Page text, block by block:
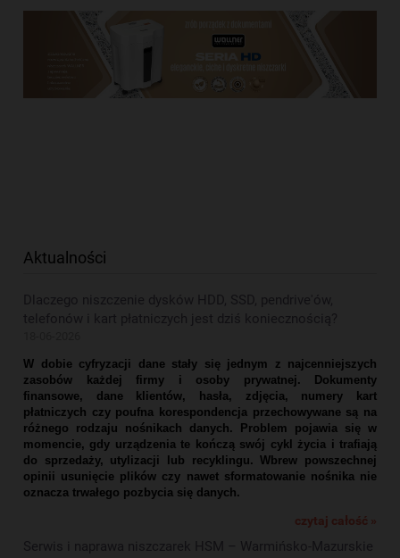
Aktualności
Dlaczego niszczenie dysków HDD, SSD, pendrive'ów,
telefonów i kart płatniczych jest dziś koniecznością?
W dobie cyfryzacji dane stały się jednym z najcenniejszych
zasobów każdej firmy i osoby prywatnej. Dokumenty
finansowe, dane klientów, hasła, zdjęcia, numery kart
płatniczych czy poufna korespondencja przechowywane są na
różnego rodzaju nośnikach danych. Problem pojawia się w
momencie, gdy urządzenia te kończą swój cykl życia i trafiają
do sprzedaży, utylizacji lub recyklingu. Wbrew powszechnej
opinii usunięcie plików czy nawet sformatowanie nośnika nie
oznacza trwałego pozbycia się danych.
czytaj całość »
Serwis i naprawa niszczarek HSM – Warmińsko-Mazurskie